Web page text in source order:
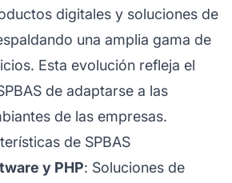
digitales y soluciones de
una amplia gama de
Esta evolución refleja el
de adaptarse a las
de las empresas.
de SPBAS
y PHP: Soluciones de